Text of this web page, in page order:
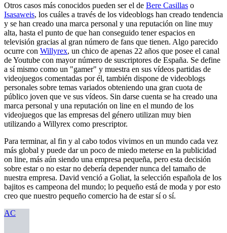
Otros casos más conocidos pueden ser el de Bere Casillas o
Isasaweis, los cuáles a través de los videoblogs han creado tendencia
y se han creado una marca personal y una reputación on line muy
alta, hasta el punto de que han conseguido tener espacios en
televisión gracias al gran número de fans que tienen. Algo parecido
ocurre con Willyrex, un chico de apenas 22 años que posee el canal
de Youtube con mayor número de suscriptores de España. Se define
a sí mismo como un "gamer" y muestra en sus vídeos partidas de
videojuegos comentadas por él, también dispone de videoblogs
personales sobre temas variados obteniendo una gran cuota de
público joven que ve sus vídeos. Sin darse cuenta se ha creado una
marca personal y una reputación on line en el mundo de los
videojuegos que las empresas del género utilizan muy bien
utilizando a Willyrex como prescriptor.
Para terminar, al fin y al cabo todos vivimos en un mundo cada vez
más global y puede dar un poco de miedo meterse en la publicidad
on line, más aún siendo una empresa pequeña, pero esta decisión
sobre estar o no estar no debería depender nunca del tamaño de
nuestra empresa. David venció a Goliat, la selección española de los
bajitos es campeona del mundo; lo pequeño está de moda y por esto
creo que nuestro pequeño comercio ha de estar sí o sí.
AC